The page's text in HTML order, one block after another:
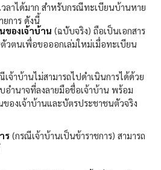
ลาได้มาก สำหรับกรณีทะเบียนบ้านหาย
ยการ ดังนี้
ของเจ้าบ้าน (ฉบับจริง) ถือเป็นเอกสาร
ตนเพื่อขอออกเล่มใหม่เมื่อทะเบียน
เจ้าบ้านไม่สามารถไปดำเนินการได้ด้วย
ำนาจที่ลงลายมือชื่อเจ้าบ้าน พร้อม
องเจ้าบ้านและบัตรประชาชนตัวจริง
ร(กรณีเจ้าบ้านเป็นข้าราชการ) สามารถ